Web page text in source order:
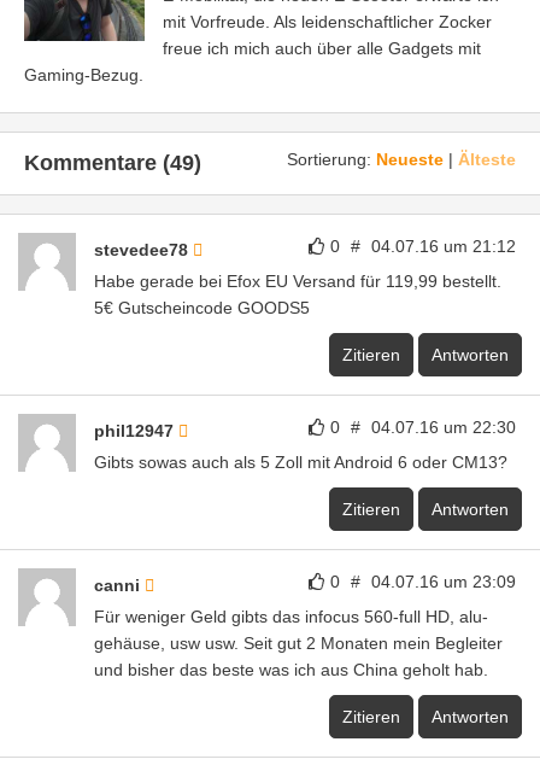
mit Vorfreude. Als leidenschaftlicher Zocker
freue ich mich auch über alle Gadgets mit
Gaming-Bezug.
Sortierung: Neueste | Älteste
Kommentare (49)
0 # 04.07.16 um 21:12
stevedee78
Habe gerade bei Efox EU Versand für 119,99 bestellt.
5€ Gutscheincode GOODS5
Zitieren Antworten
0 # 04.07.16 um 22:30
phil12947
Gibts sowas auch als 5 Zoll mit Android 6 oder CM13?
Zitieren Antworten
0 # 04.07.16 um 23:09
canni
Für weniger Geld gibts das infocus 560-full HD, alu-
gehäuse, usw usw. Seit gut 2 Monaten mein Begleiter
und bisher das beste was ich aus China geholt hab.
Zitieren Antworten